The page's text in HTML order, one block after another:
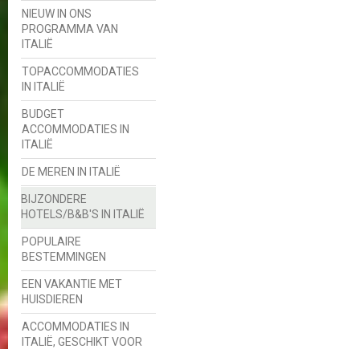
NIEUW IN ONS
PROGRAMMA VAN
ITALIË
TOPACCOMMODATIES
IN ITALIË
BUDGET
ACCOMMODATIES IN
ITALIË
DE MEREN IN ITALIË
BIJZONDERE
HOTELS/B&B'S IN ITALIË
POPULAIRE
BESTEMMINGEN
EEN VAKANTIE MET
HUISDIEREN
ACCOMMODATIES IN
ITALIË, GESCHIKT VOOR